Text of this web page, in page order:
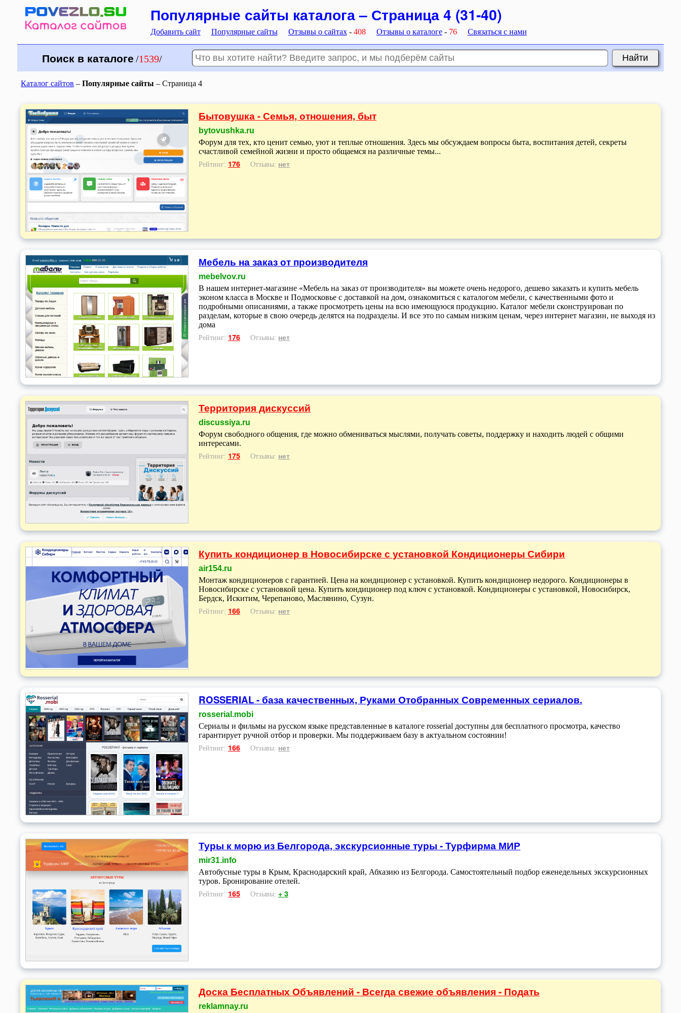
Популярные сайты каталога – Страница 4 (31-40)
Добавить сайт Популярные сайты Отзывы о сайтах- 408 Отзывы о каталоге- 76 Связаться с нами
Поиск в каталоге /1539/
Каталог сайтов –Популярные сайты – Страница 4
Бытовушка - Семья, отношения, быт
bytovushka.ru
Форум для тех, кто ценит семью, уют и теплые отношения. Здесь мы обсуждаем вопросы быта, воспитания детей, секреты
счастливой семейной жизни и просто общаемся на различные темы...
Рейтинг: 176 Отзывы: нет
Мебель на заказ от производителя
mebelvov.ru
В нашем интернет-магазине «Мебель на заказ от производителя» вы можете очень недорого, дешево заказать и купить мебель
эконом класса в Москве и Подмосковье с доставкой на дом, ознакомиться с каталогом мебели, с качественными фото и
подробными описаниями, а также просмотреть цены на всю имеющуюся продукцию. Каталог мебели сконструирован по
разделам, которые в свою очередь делятся на подразделы. И все это по самым низким ценам, через интернет магазин, не выходя из
дома
Рейтинг: 176 Отзывы: нет
Территория дискуссий
discussiya.ru
Форум свободного общения, где можно обмениваться мыслями, получать советы, поддержку и находить людей с общими
интересами.
Рейтинг: 175 Отзывы: нет
Купить кондиционер в Новосибирске с установкой Кондиционеры Сибири
air154.ru
Монтаж кондиционеров с гарантией. Цена на кондиционер с установкой. Купить кондиционер недорого. Кондиционеры в
Новосибирске с установкой цена. Купить кондиционер под ключ с установкой. Кондиционеры с установкой, Новосибирск,
Бердск, Искитим, Черепаново, Маслянино, Сузун.
Рейтинг: 166 Отзывы: нет
ROSSERIAL - база качественных, Руками Отобранных Современных сериалов.
rosserial.mobi
Сериалы и фильмы на русском языке представленные в каталоге rosserial доступны для бесплатного просмотра, качество
гарантирует ручной отбор и проверки. Мы поддерживаем базу в актуальном состоянии!
Рейтинг: 166 Отзывы: нет
Туры к морю из Белгорода, экскурсионные туры - Турфирма МИР
mir31.info
Автобусные туры в Крым, Краснодарский край, Абхазию из Белгорода. Самостоятельный подбор еженедельных экскурсионных
туров. Бронирование отелей.
Рейтинг: 165 Отзывы: + 3
Доска Бесплатных Объявлений - Всегда свежие объявления - Подать
reklamnay.ru